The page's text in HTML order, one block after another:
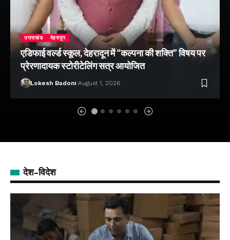
उत्तराखंड देहरादून
एडिफाई वर्ल्ड स्कूल, देहरादून में “कल्पना की शक्ति” विषय पर
प्रेरणादायक स्टोरीटेलिंग सत्र आयोजित
Lokesh Badoni August 1, 2026
देश-विदेश